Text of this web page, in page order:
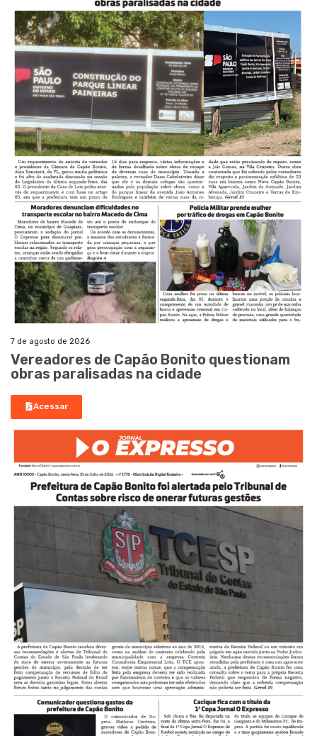
7 de agosto de 2026
Vereadores de Capão Bonito questionam
obras paralisadas na cidade
Acessar